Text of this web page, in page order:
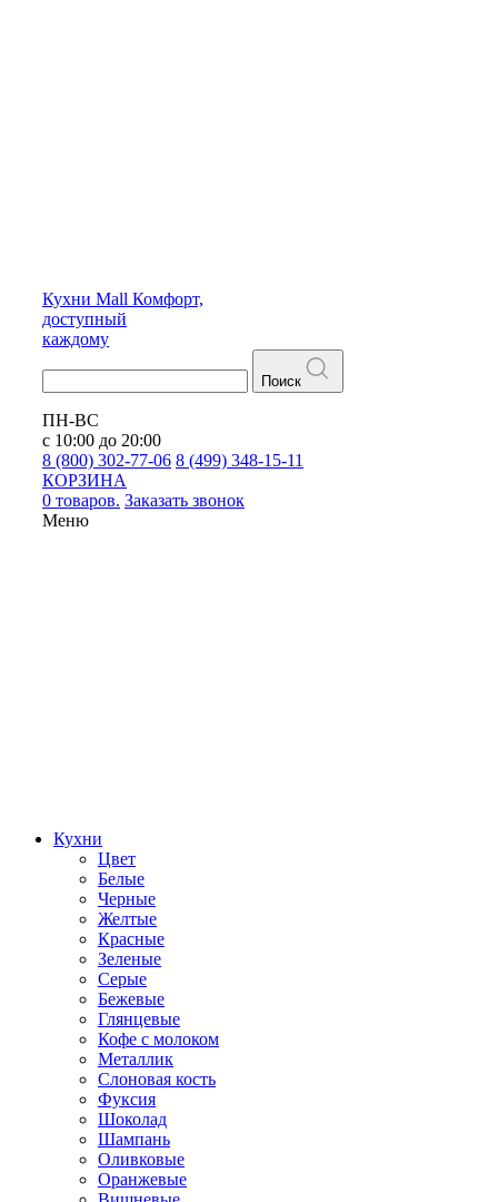
Кухни Mall Комфорт,
доступный
каждому
Поиск
ПН-ВС
с 10:00 до 20:00
8 (800) 302-77-06 8 (499) 348-15-11
КОРЗИНА
0 товаров. Заказать звонок
Меню
Кухни
Цвет
Белые
Черные
Желтые
Красные
Зеленые
Серые
Бежевые
Глянцевые
Кофе с молоком
Металлик
Слоновая кость
Фуксия
Шоколад
Шампань
Оливковые
Оранжевые